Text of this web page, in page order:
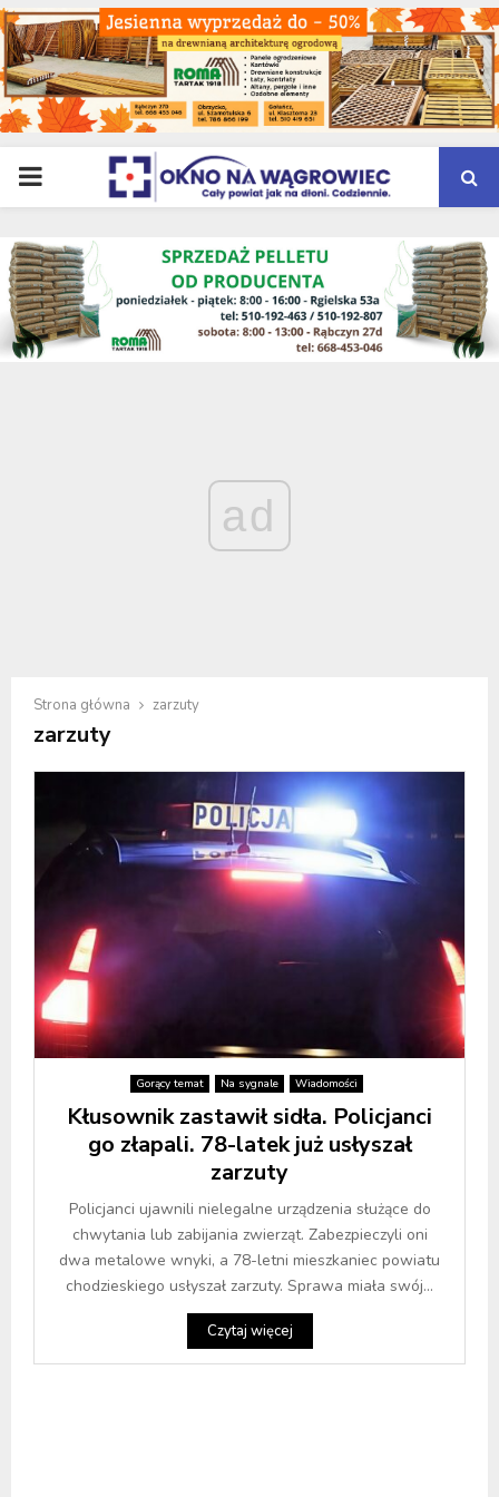
PRIMARY
MENU
ad
Strona główna zarzuty
zarzuty
Gorący temat Na sygnale Wiadomości
Kłusownik zastawił sidła. Policjanci
go złapali. 78-latek już usłyszał
zarzuty
Policjanci ujawnili nielegalne urządzenia służące do
chwytania lub zabijania zwierząt. Zabezpieczyli oni
dwa metalowe wnyki, a 78-letni mieszkaniec powiatu
chodzieskiego usłyszał zarzuty. Sprawa miała swój...
Czytaj więcej